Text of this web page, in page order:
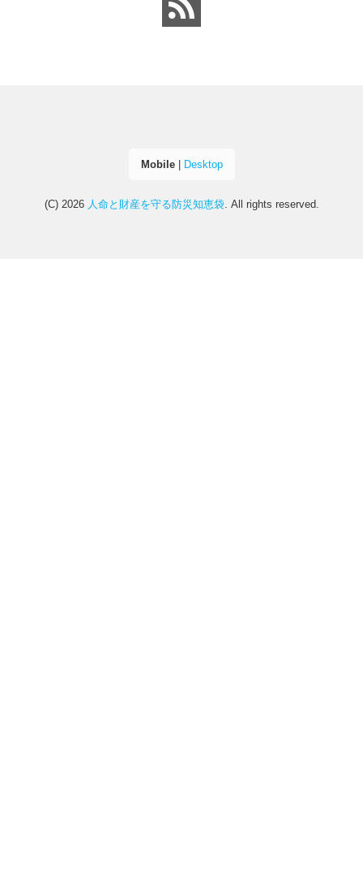
Mobile| Desktop
(C) 2026 人命と財産を守る防災知恵袋. All rights reserved.